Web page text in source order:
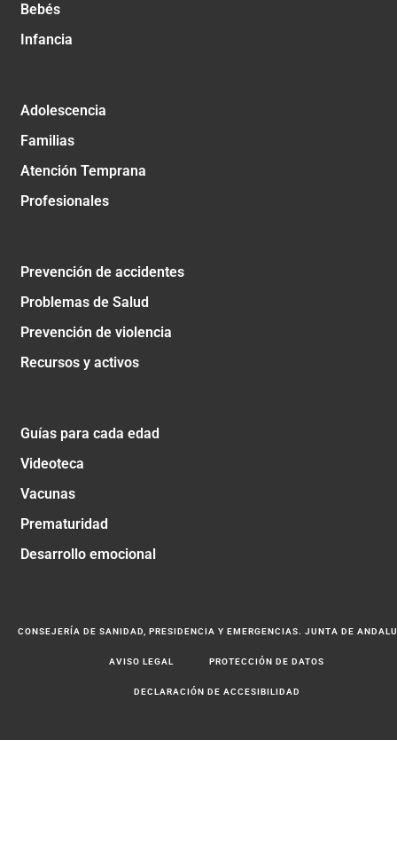
Bebés
Infancia
Adolescencia
Familias
Atención Temprana
Profesionales
Prevención de accidentes
Problemas de Salud
Prevención de violencia
Recursos y activos
Guías para cada edad
Videoteca
Vacunas
Prematuridad
Desarrollo emocional
CONSEJERÍA DE SANIDAD, PRESIDENCIA Y EMERGENCIAS. JUNTA DE
AVISO LEGAL PROTECCIÓN DE DATOS
DECLARACIÓN DE ACCESIBILIDAD